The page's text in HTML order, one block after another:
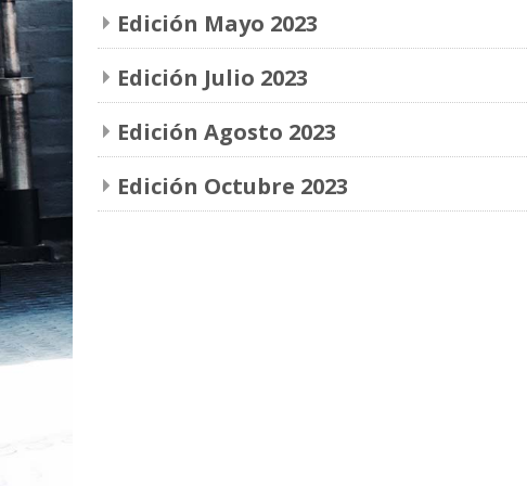
Edición Mayo 2023
Edición Julio 2023
Edición Agosto 2023
Edición Octubre 2023